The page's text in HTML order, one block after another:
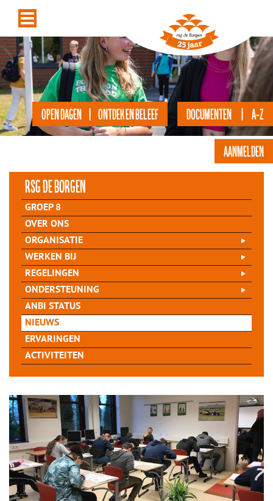
DOCUMENTEN | A-Z
OPEN DAGEN | ONTDEK EN BELEEF
AANMELDEN
rsg de Borgen
GROEP 8
OVER ONS
ORGANISATIE
WERKEN BIJ
REGELINGEN
ONDERSTEUNING
ANBI STATUS
NIEUWS
ERVARINGEN
ACTIVITEITEN